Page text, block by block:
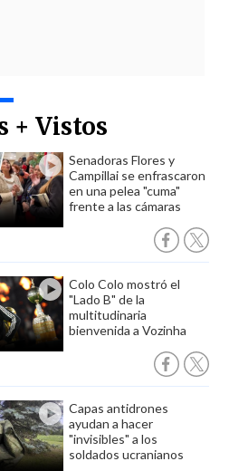
+ Vistos
Senadoras Flores y
Campillai se enfrascaron
en una pelea "cuma"
frente a las cámaras
Colo Colo mostró el
"Lado B" de la
multitudinaria
bienvenida a Vozinha
Capas antidrones
ayudan a hacer
"invisibles" a los
soldados ucranianos